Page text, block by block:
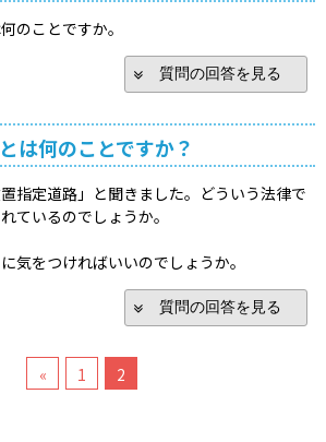
のことですか。
質問の回答を見る
は何のことですか？
指定道路」と聞きました。どういう法律で
ているのでしょうか。
気をつければいいのでしょうか。
質問の回答を見る
« 1 2